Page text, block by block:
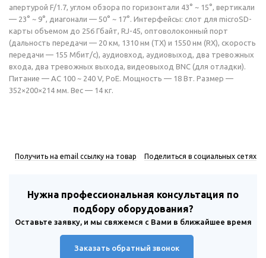
апертурой F/1.7, углом обзора по горизонтали 43° ~ 15°, вертикали
— 23° ~ 9°, диагонали — 50° ~ 17°. Интерфейсы: слот для microSD-
карты объемом до 256 Гбайт, RJ-45, оптоволоконный порт
(дальность передачи — 20 км, 1310 нм (TX) и 1550 нм (RX), скорость
передачи — 155 Мбит/с), аудиовход, аудиовыход, два тревожных
входа, два тревожных выхода, видеовыход BNC (для отладки).
Питание — AC 100 ~ 240 V, PoE. Мощность — 18 Вт. Размер —
352×200×214 мм. Вес — 14 кг.
Получить на email ссылку на товар Поделиться в социальных сетях
Нужна профессиональная консультация по
подбору оборудования?
Оставьте заявку, и мы свяжемся с Вами в ближайшее время
Заказать обратный звонок